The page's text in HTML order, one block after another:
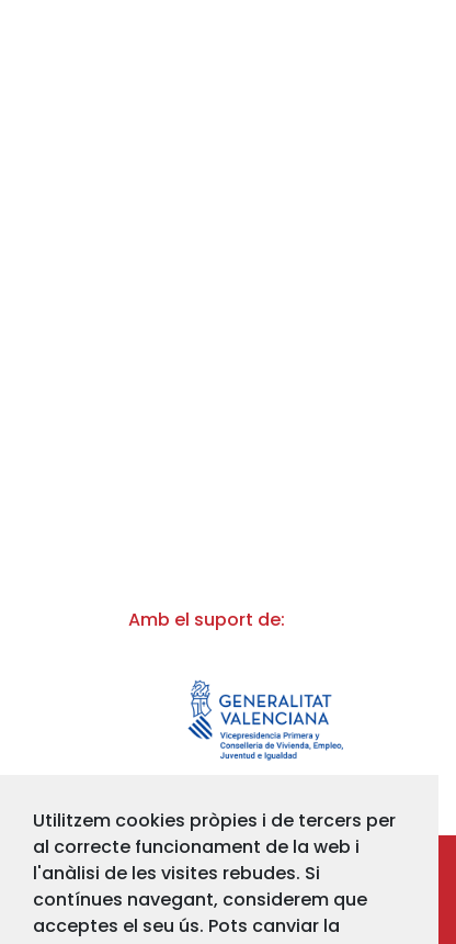
Amb el suport de:
Utilitzem cookies pròpies i de tercers per
al correcte funcionament de la web i
l'anàlisi de les visites rebudes. Si
contínues navegant, considerem que
acceptes el seu ús. Pots canviar la